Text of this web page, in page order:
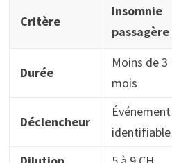
Critère
Insomnie
passagère
Durée
Moins de 3
mois
Déclencheur
Événement
identifiable